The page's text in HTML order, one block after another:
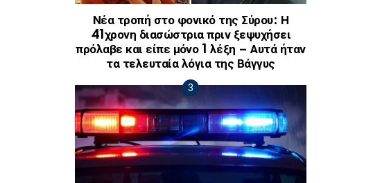
Νέα τροπή στο φονικό της Σύρου: Η
41χρονη διασώστρια πριν ξεψυχήσει
πρόλαβε και είπε μόνο 1 λέξη – Αυτά ήταν
τα τελευταία λόγια της Βάγγυς